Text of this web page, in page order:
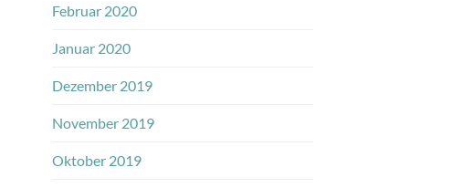
Februar 2020
Januar 2020
Dezember 2019
November 2019
Oktober 2019